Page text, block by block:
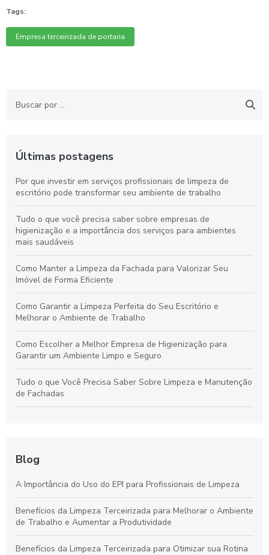
Tags:
Empresa terceirizada de portaria
Últimas postagens
Por que investir em serviços profissionais de limpeza de
escritório pode transformar seu ambiente de trabalho
Tudo o que você precisa saber sobre empresas de
higienização e a importância dos serviços para ambientes
mais saudáveis
Como Manter a Limpeza da Fachada para Valorizar Seu
Imóvel de Forma Eficiente
Como Garantir a Limpeza Perfeita do Seu Escritório e
Melhorar o Ambiente de Trabalho
Como Escolher a Melhor Empresa de Higienização para
Garantir um Ambiente Limpo e Seguro
Tudo o que Você Precisa Saber Sobre Limpeza e Manutenção
de Fachadas
Higienização Profissional: O Papel Essencial para Ambientes
Guia Definitivo para Escolher a Empresa Ideal de Higienização
e Assegurar Ambientes Saudáveis
Como Preservar a Limpeza e a Beleza da Sua Fachada: Guia
Completo de Cuidados Essenciais
Blog
A Importância do Uso do EPI para Profissionais de Limpeza
Benefícios da Limpeza Terceirizada para Melhorar o Ambiente
de Trabalho e Aumentar a Produtividade
Benefícios da Limpeza Terceirizada para Otimizar sua Rotina